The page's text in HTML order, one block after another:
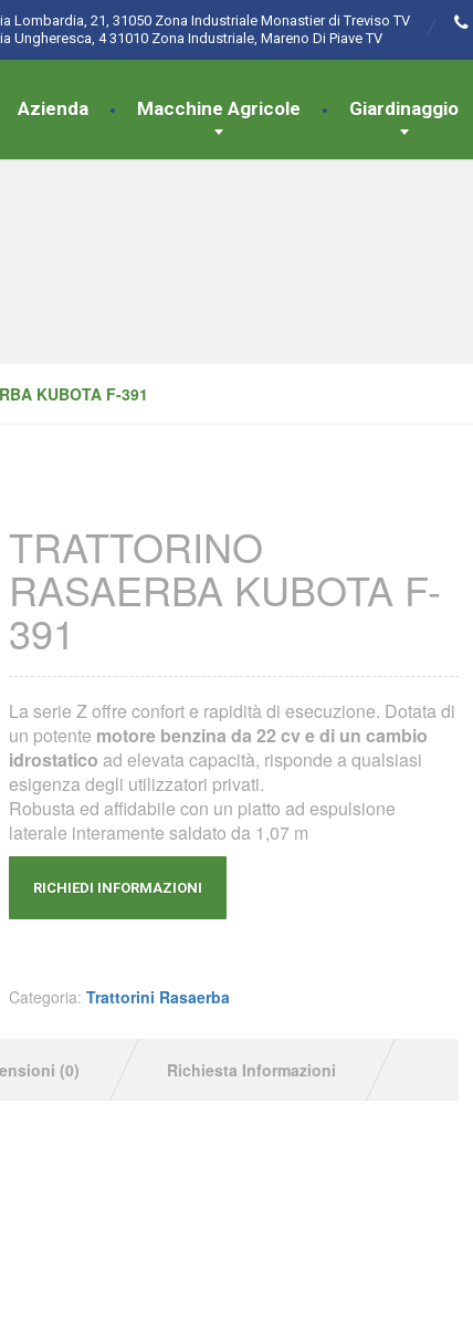
Lombardia, 21, 31050 Zona Industriale Monastier di Treviso TV
Ungheresca, 4 31010 Zona Industriale, Mareno Di Piave TV
Azienda Macchine Agricole Giardinaggio
KUBOTA F-391
TRATTORINO
RASAERBA KUBOTA F-
391
La serie Z offre confort e rapidità di esecuzione. Dotata di
un potente motore benzina da 22 cv e di un cambio
idrostatico ad elevata capacità, risponde a qualsiasi
esigenza degli utilizzatori privati.
Robusta ed affidabile con un piatto ad espulsione
laterale interamente saldato da 1,07 m
RICHIEDI INFORMAZIONI
Categoria: Trattorini Rasaerba
(0) Richiesta Informazioni